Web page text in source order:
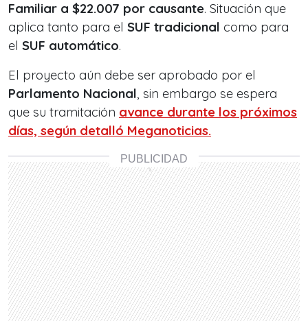
Familiar a $22.007 por causante. Situación que
aplica tanto para el SUF tradicional como para
el SUF automático.
El proyecto aún debe ser aprobado por el
Parlamento Nacional, sin embargo se espera
que su tramitación avance durante los próximos
días, según detalló Meganoticias.